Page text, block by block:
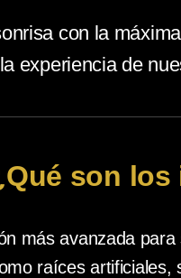
con la
experiencia de
son los
más avanzada
raíces